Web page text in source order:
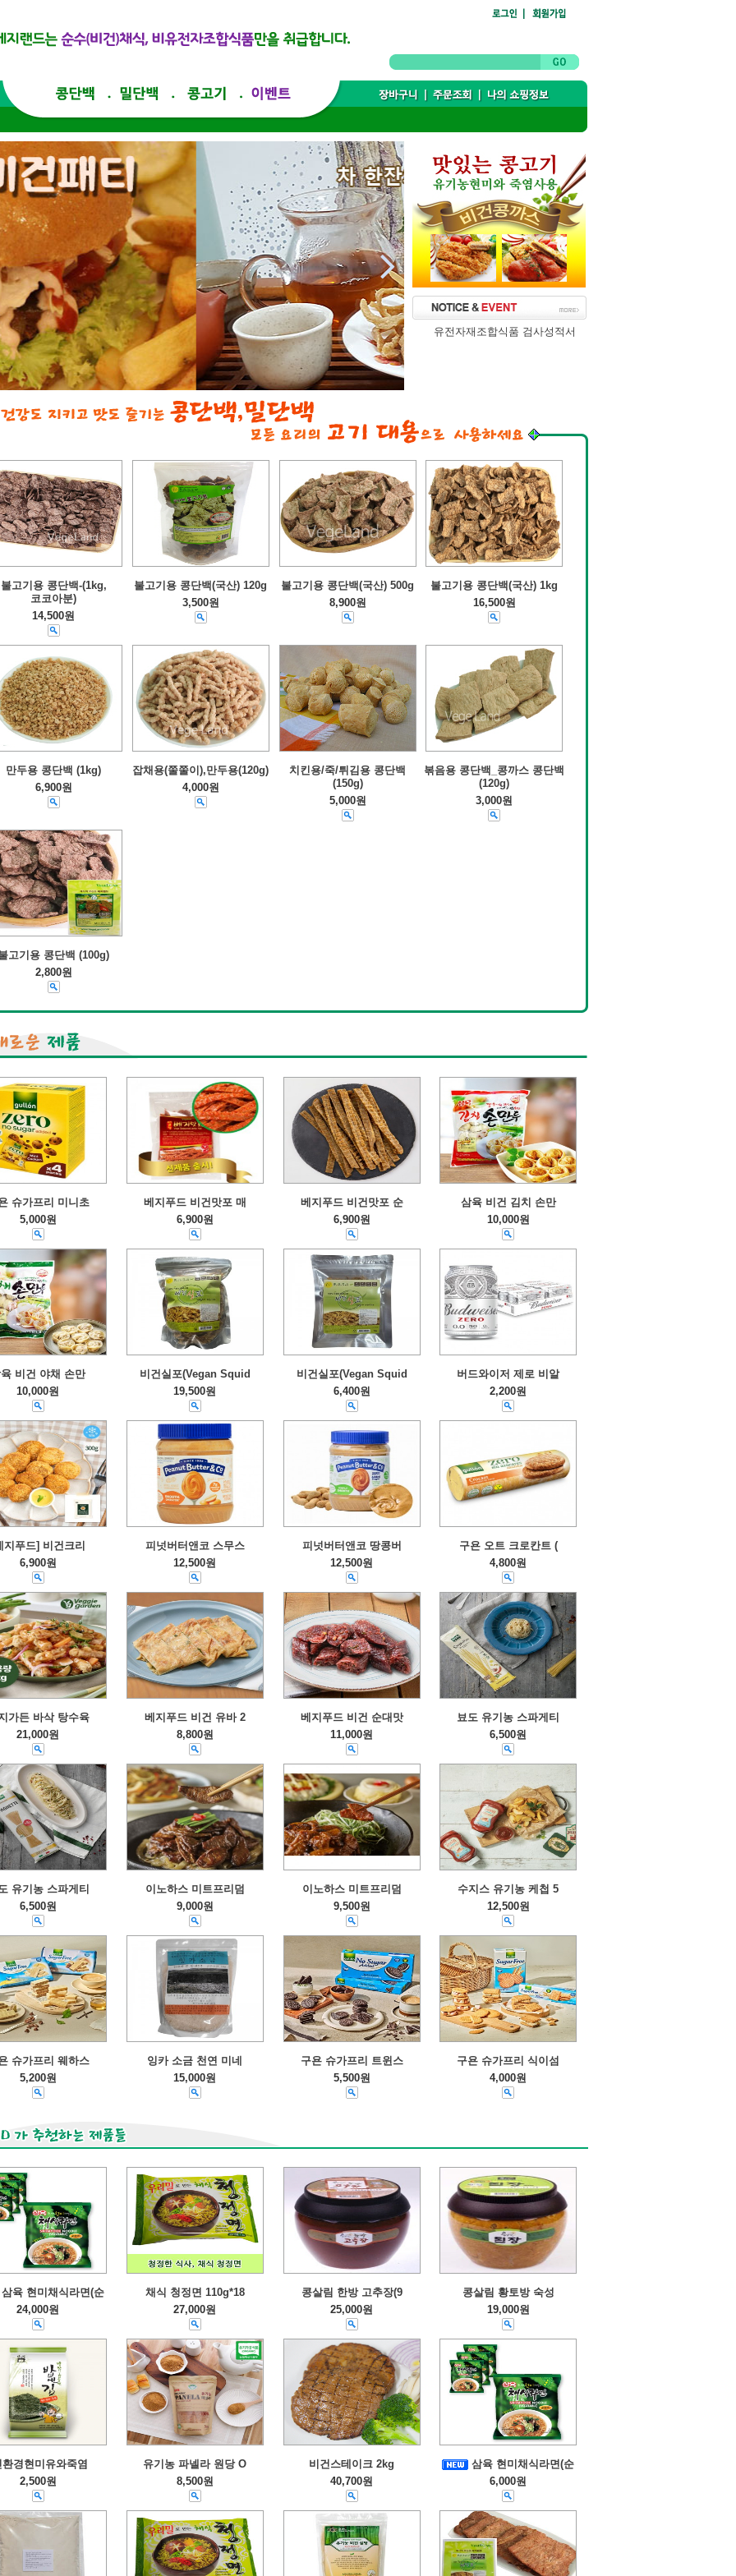

유전자재조합식품 검사성적서
불고기용 콩단백-(1kg,
코코아분)
14,500원
불고기용 콩단백(국산) 120g
3,500원
불고기용 콩단백(국산) 500g
8,900원
불고기용 콩단백(국산) 1kg
16,500원
만두용 콩단백 (1kg)
6,900원
잡채용(쭐쭐이),만두용(120g)
4,000원
치킨용/죽/튀김용 콩단백
(150g)
5,000원
볶음용 콩단백_콩까스 콩단백
(120g)
3,000원
고기용 콩단백 (100g)
2,800원
슈가프리 미니초
5,000원
베지푸드 비건맛포 매
6,900원
베지푸드 비건맛포 순
6,900원
삼육 비건 김치 손만
10,000원
비건 야채 손만
10,000원
비건실포(Vegan Squid
19,500원
비건실포(Vegan Squid
6,400원
버드와이저 제로 비알
2,200원
지푸드] 비건크리
6,900원
피넛버터앤코 스무스
12,500원
피넛버터앤코 땅콩버
12,500원
구욘 오트 크로칸트 (
4,800원
가든 바삭 탕수육
21,000원
베지푸드 비건 유바 2
8,800원
베지푸드 비건 순대맛
11,000원
뵤도 유기농 스파게티
6,500원
유기농 스파게티
6,500원
이노하스 미트프리덤
9,000원
이노하스 미트프리덤
9,500원
수지스 유기농 케첩 5
12,500원
슈가프리 웨하스
5,200원
잉카 소금 천연 미네
15,000원
구욘 슈가프리 트윈스
5,500원
구욘 슈가프리 식이섬
4,000원
육 현미채식라면(순
24,000원
채식 청정면 110g*18
27,000원
콩살림 한방 고추장(9
25,000원
콩살림 황토방 숙성
19,000원
경현미유와죽염
2,500원
유기농 파넬라 원당 O
8,500원
비건스테이크 2kg
40,700원
삼육 현미채식라면(순
6,000원